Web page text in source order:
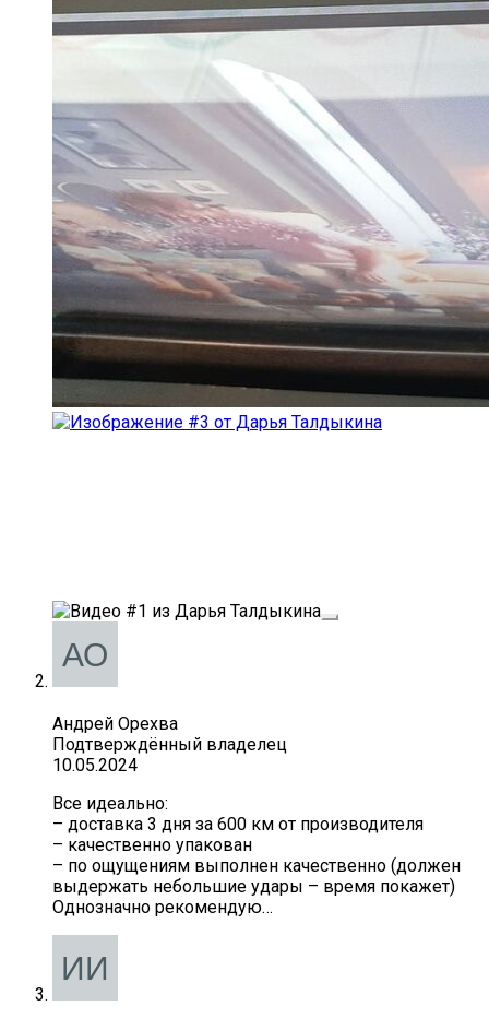
Андрей Орехва
Подтверждённый владелец
10.05.2024
Все идеально:
– доставка 3 дня за 600 км от производителя
– качественно упакован
– по ощущениям выполнен качественно (должен
выдержать небольшие удары – время покажет)
Однозначно рекомендую…